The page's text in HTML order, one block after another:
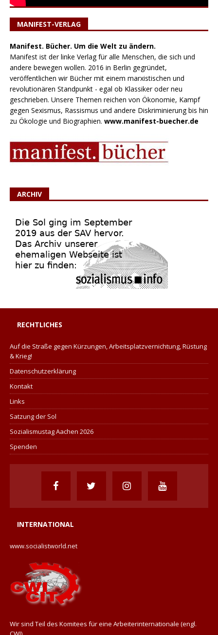
MANIFEST-VERLAG
Manifest. Bücher. Um die Welt zu ändern.
Manifest ist der linke Verlag für alle Menschen, die sich und
andere bewegen wollen. 2016 in Berlin gegründet,
veröffentlichen wir Bücher mit einem marxistischen und
revolutionären Standpunkt - egal ob Klassiker oder neu
geschrieben. Unsere Themen reichen von Ökonomie, Kampf
gegen Sexismus, Rassismus und andere Diskriminierung bis hin
zu Ökologie und Biographien. www.manifest-buecher.de
ARCHIV
RECHTLICHES
Auf die Straße gegen Kürzungen, Arbeitsplatzvernichtung, Rüstung
& Krieg!
Datenschutzerklärung
Kontakt
Links
Satzung der Sol
Sozialismustag Aachen 2026
Spenden
INTERNATIONAL
www.socialistworld.net
Wir sind Teil des Komitees für eine Arbeiterinternationale (engl.